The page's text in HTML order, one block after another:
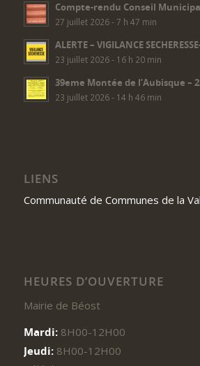
Compte-rendu Conseil
27 juillet 2026 - 7 h 47 min
ALERTE – VIGILANCE
23 juillet 2026 - 16 h 20 min
39eme Montée de l’Aubisque –
23 juillet 2026 - 14 h 46 min
LIENS
Communauté de Communes de la
HEURES D’OUVERTURE
Mairie de Béost
Mardi: 8H00-12H00
Jeudi: 8H00-12H00